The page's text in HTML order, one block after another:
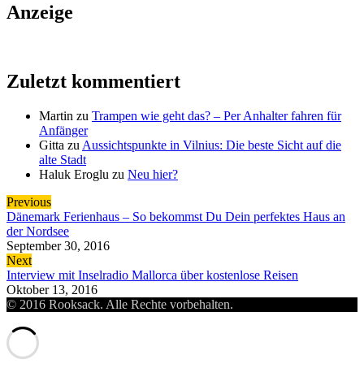
Anzeige
Zuletzt kommentiert
Martin zu Trampen wie geht das? – Per Anhalter fahren für
Anfänger
Gitta zu Aussichtspunkte in Vilnius: Die beste Sicht auf die
alte Stadt
Haluk Eroglu zu Neu hier?
Previous
Dänemark Ferienhaus – So bekommst Du Dein perfektes Haus an
der Nordsee
September 30, 2016
Next
Interview mit Inselradio Mallorca über kostenlose Reisen
Oktober 13, 2016
© 2016 Rooksack. Alle Rechte vorbehalten.